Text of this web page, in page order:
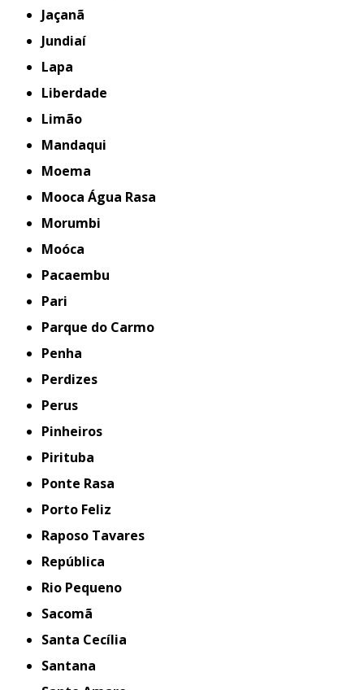
Jaçanã
Jundiaí
Lapa
Liberdade
Limão
Mandaqui
Moema
Mooca Água Rasa
Morumbi
Moóca
Pacaembu
Pari
Parque do Carmo
Penha
Perdizes
Perus
Pinheiros
Pirituba
Ponte Rasa
Porto Feliz
Raposo Tavares
República
Rio Pequeno
Sacomã
Santa Cecília
Santana